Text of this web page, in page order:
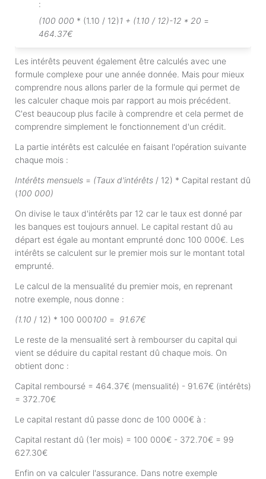
:
(100 000 * (1.10 / 12)1 + (1.10 / 12)-12 * 20 =
464.37€
Les intérêts peuvent également être calculés avec une
formule complexe pour une année donnée. Mais pour mieux
comprendre nous allons parler de la formule qui permet de
les calculer chaque mois par rapport au mois précédent.
C'est beaucoup plus facile à comprendre et cela permet de
comprendre simplement le fonctionnement d'un crédit.
La partie intérêts est calculée en faisant l'opération suivante
chaque mois :
Intérêts mensuels = (Taux d'intérêts / 12) * Capital restant dû
(100 000)
On divise le taux d'intérêts par 12 car le taux est donné par
les banques est toujours annuel. Le capital restant dû au
départ est égale au montant emprunté donc 100 000€. Les
intérêts se calculent sur le premier mois sur le montant total
emprunté.
Le calcul de la mensualité du premier mois, en reprenant
notre exemple, nous donne :
(1.10 / 12) * 100 000100 = 91.67€
Le reste de la mensualité sert à rembourser du capital qui
vient se déduire du capital restant dû chaque mois. On
obtient donc :
Capital remboursé = 464.37€ (mensualité) - 91.67€ (intérêts)
= 372.70€
Le capital restant dû passe donc de 100 000€ à :
Capital restant dû (1er mois) = 100 000€ - 372.70€ = 99
627.30€
Enfin on va calculer l'assurance. Dans notre exemple